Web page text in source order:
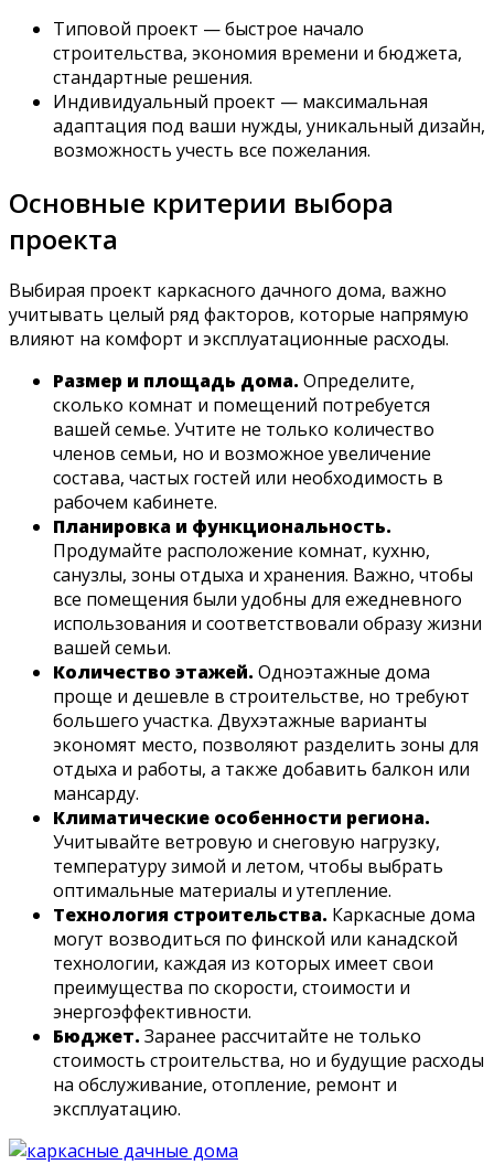
Типовой проект — быстрое начало
строительства, экономия времени и бюджета,
стандартные решения.
Индивидуальный проект — максимальная
адаптация под ваши нужды, уникальный дизайн,
возможность учесть все пожелания.
Основные критерии выбора
проекта
Выбирая проект каркасного дачного дома, важно
учитывать целый ряд факторов, которые напрямую
влияют на комфорт и эксплуатационные расходы.
Размер и площадь дома. Определите,
сколько комнат и помещений потребуется
вашей семье. Учтите не только количество
членов семьи, но и возможное увеличение
состава, частых гостей или необходимость в
рабочем кабинете.
Планировка и функциональность.
Продумайте расположение комнат, кухню,
санузлы, зоны отдыха и хранения. Важно, чтобы
все помещения были удобны для ежедневного
использования и соответствовали образу жизни
вашей семьи.
Количество этажей. Одноэтажные дома
проще и дешевле в строительстве, но требуют
большего участка. Двухэтажные варианты
экономят место, позволяют разделить зоны для
отдыха и работы, а также добавить балкон или
мансарду.
Климатические особенности региона.
Учитывайте ветровую и снеговую нагрузку,
температуру зимой и летом, чтобы выбрать
оптимальные материалы и утепление.
Технология строительства. Каркасные дома
могут возводиться по финской или канадской
технологии, каждая из которых имеет свои
преимущества по скорости, стоимости и
энергоэффективности.
Бюджет. Заранее рассчитайте не только
стоимость строительства, но и будущие расходы
на обслуживание, отопление, ремонт и
эксплуатацию.